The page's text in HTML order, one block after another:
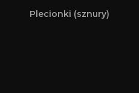
Plecionki (sznury)